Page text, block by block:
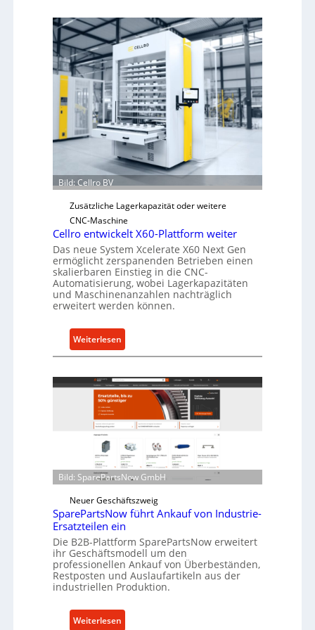
c
h
n
i
s
c
h
e
r
Ü
b
l
a
s
t
s
c
u
t
f
ü
i
d
i
r
e
k
t
e
A
n
t
Bild: Cellro BV
Zusätzliche Lagerkapazität oder weitere
CNC-Maschine
Cellro entwickelt X60-Plattform weiter
Das neue System Xcelerate X60 Next Gen
ermöglicht zerspanenden Betrieben einen
skalierbaren Einstieg in die CNC-
Automatisierung, wobei Lagerkapazitäten
und Maschinenanzahlen nachträglich
erweitert werden können.
Weiterlesen:
C
l
l
e
n
t
w
i
c
k
e
l
t
X
0
Bild: SparePartsNow GmbH
Neuer Geschäftszweig
SparePartsNow führt Ankauf von Industrie-
Ersatzteilen ein
Die B2B-Plattform SparePartsNow erweitert
ihr Geschäftsmodell um den
professionellen Ankauf von Überbeständen,
Restposten und Auslaufartikeln aus der
industriellen Produktion.
Weiterlesen: